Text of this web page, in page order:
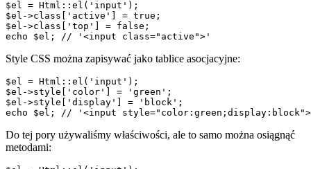
$el = Html::el('input');
$el->class['active'] = true;
$el->class['top'] = false;
Style CSS można zapisywać jako tablice asocjacyjne:
$el = Html::el('input');
$el->style['color'] = 'green';
$el->style['display'] = 'block';
Do tej pory używaliśmy właściwości, ale to samo można osiągnąć
metodami: